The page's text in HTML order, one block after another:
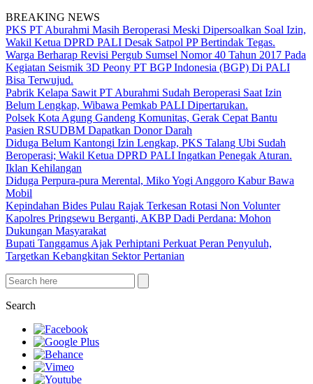
BREAKING NEWS
PKS PT Aburahmi Masih Beroperasi Meski Dipersoalkan Soal Izin,
Wakil Ketua DPRD PALI Desak Satpol PP Bertindak Tegas.
Warga Berharap Revisi Pergub Sumsel Nomor 40 Tahun 2017 Pada
Kegiatan Seismik 3D Peony PT BGP Indonesia (BGP) Di PALI
Bisa Terwujud.
Pabrik Kelapa Sawit PT Aburahmi Sudah Beroperasi Saat Izin
Belum Lengkap, Wibawa Pemkab PALI Dipertarukan.
Polsek Kota Agung Gandeng Komunitas, Gerak Cepat Bantu
Pasien RSUDBM Dapatkan Donor Darah
Diduga Belum Kantongi Izin Lengkap, PKS Talang Ubi Sudah
Beroperasi; Wakil Ketua DPRD PALI Ingatkan Penegak Aturan.
Iklan Kehilangan
Diduga Perpura-pura Merental, Miko Yogi Anggoro Kabur Bawa
Mobil
Kepindahan Bides Pulau Rajak Terkesan Rotasi Non Volunter
Kapolres Pringsewu Berganti, AKBP Dadi Perdana: Mohon
Dukungan Masyarakat
Bupati Tanggamus Ajak Perhiptani Perkuat Peran Penyuluh,
Targetkan Kebangkitan Sektor Pertanian
Search